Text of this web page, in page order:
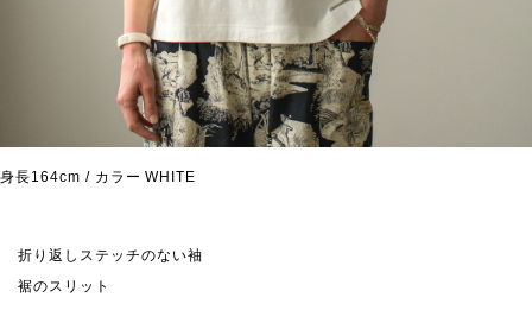
身長164cm / カラー WHITE
折り返しステッチのない袖
裾のスリット